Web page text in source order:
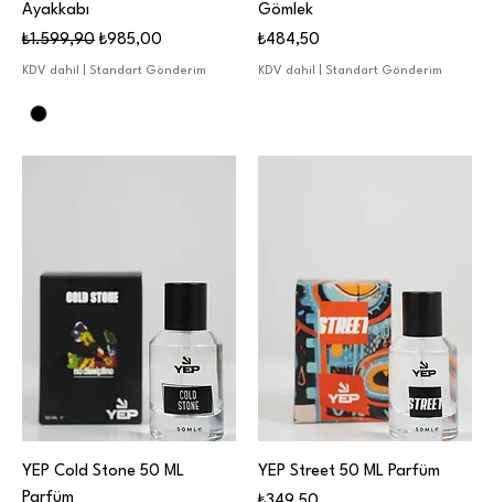
Ayakkabı
Normal Fiyat
₺1.599,90 İndirimli Fiyat
₺985,00
KDV dahil Standart Gönderim
Gömlek
Fiyat
₺484,50
KDV dahil Standart Gönderim
YEP Cold Stone 50 ML
Parfüm
YEP Street 50 ML Parfüm